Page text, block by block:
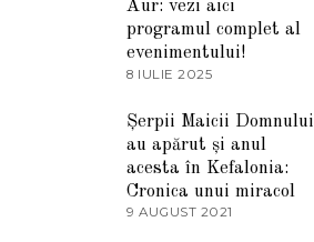
Aur: vezi aici
programul complet al
evenimentului!
8 IULIE 2025
U
L
I
2
0
Șerpii Maicii Domnului
au apărut și anul
acesta în Kefalonia:
Cronica unui miracol
9 AUGUST 2021